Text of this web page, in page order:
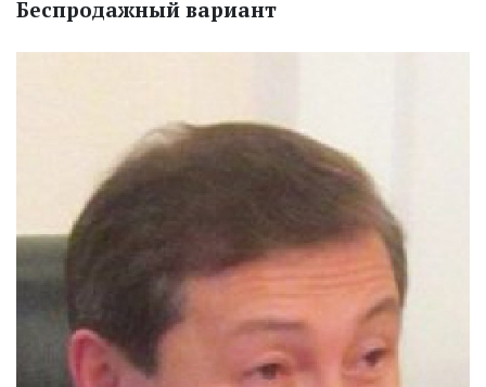
Беспродажный вариант